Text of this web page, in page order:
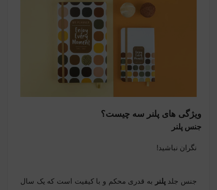
ویژگی های پلنر سه چیست؟
جنس پلنر
نگران نباشید!
جنس جلدپلنر
به قدری محکم و با کیفیت است که یک سال